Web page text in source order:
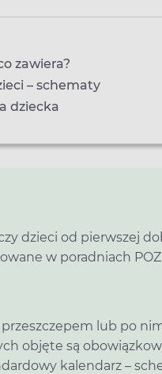
zawiera?
– schematy
dziecka
dzieci od pierwszej
w poradniach
lub po
objęte są
kalendarz –